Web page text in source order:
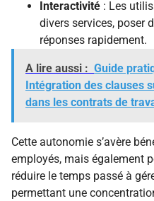
Interactivité : Les
divers services, poser
réponses rapidement.
A lire aussi : Guide
Intégration des clauses
dans les contrats de
Cette autonomie s’avère
employés, mais également
réduire le temps passé à
permettant une